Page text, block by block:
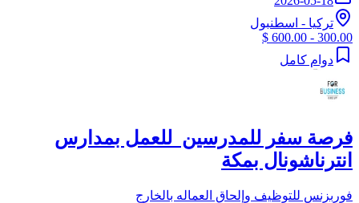
تركيا - اسطنبول
300.00 - 600.00 $
دوام كامل
فرصة سفر للمدرسين للعمل بمدارس
انترناشونال بمكة
فوربزنس للتوظيف وإلحاق العماله بالخارج